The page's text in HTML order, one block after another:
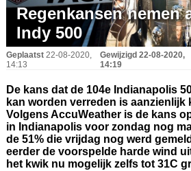
Indy 500
English
Regenkansen nemen
Indy 500
Geplaatst 22-08-2020,
14:13
Gewijzigd 22-08-2020,
14:19
De kans dat de 104e Indianapolis
kan worden verreden is aanzienlijk
Volgens AccuWeather is de kans
in Indianapolis voor zondag nog
de 51% die vrijdag nog werd
eerder de voorspelde harde wind
het kwik nu mogelijk zelfs tot 31C